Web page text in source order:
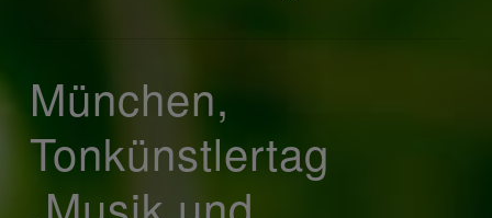
München,
Tonkünstlertag